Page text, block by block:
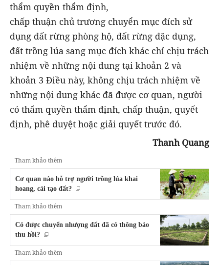
thẩm quyền thẩm định,
chấp thuận chủ trương chuyển mục đích sử
dụng đất rừng phòng hộ, đất rừng đặc dụng,
đất trồng lúa sang mục đích khác chỉ chịu trách
nhiệm về những nội dung tại khoản 2 và
khoản 3 Điều này, không chịu trách nhiệm về
những nội dung khác đã được cơ quan, người
có thẩm quyền thẩm định, chấp thuận, quyết
định, phê duyệt hoặc giải quyết trước đó.
Thanh Quang
Tham khảo thêm
Cơ quan nào hỗ trợ người trồng lúa khai
hoang, cải tạo đất?
Tham khảo thêm
Có được chuyển nhượng đất đã có thông báo
thu hồi?
Tham khảo thêm